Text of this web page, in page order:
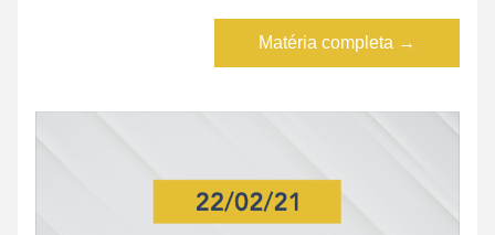
Matéria completa →